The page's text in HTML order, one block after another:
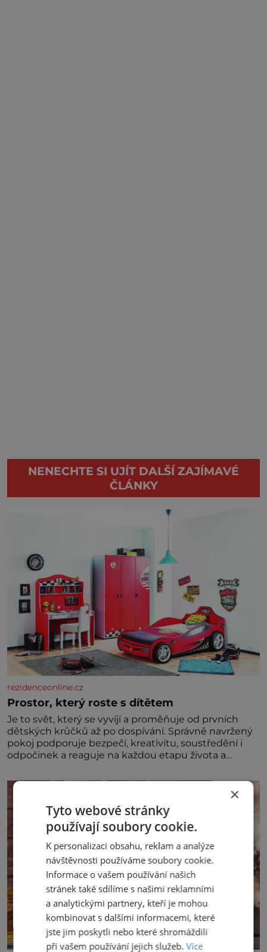
NENECHTE SI UJÍT DALŠÍ ZAJÍMAVÉ
ČLÁNKY
rezidenceonline.cz
Prostor, který roste s dítětem
Je to svět, který se vyvíjí a proměňuje od prvních
dětských krůčků až po dospívání. Správně navržený
pokoj podporuje bezpečí, kreativitu, soustředění i
odpočinek a reaguje na každou etapu života a
jednoduchost, měkkost a bezpečí, proto by pokoj
miminka měl působit především klidně a útulně.
×
Tyto webové stránky
používají soubory cookie.
K personalizaci obsahu, reklam a analýze
návštěvnosti používáme soubory cookie.
Informace o vašem používání našich
stránek také sdílíme s našimi reklamními
a analytickými partnery, kteří je mohou
kombinovat s dalšími informacemi, které
jste jim poskytli nebo které shromáždili
při vašem používání jejich služeb.Více